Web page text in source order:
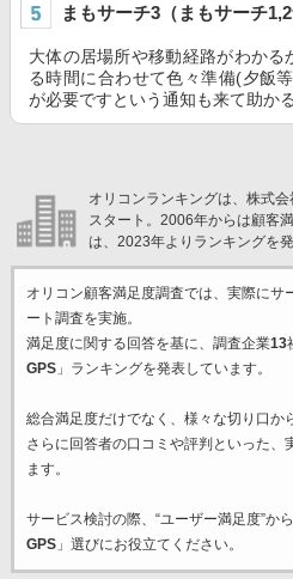
まもサーチ3（まもサーチ1,2
大体の居場所や移動経路がわかる
る時間に合わせて色々準備(夕飯
が必要ですという通知も来て助か
オリコンランキングは、株式
スタート。2006年からは顧客
は、2023年よりランキングを発
オリコン顧客満足度調査では、実際にサ
ート調査を実施。
満足度に関する回答を基に、調査企業13
GPS」ランキングを発表しています。
総合満足度だけでなく、様々な切り口か
さらに回答者の口コミや評判といった、
ます。
サービス検討の際、“ユーザー満足度”か
GPS」選びにお役立てください。